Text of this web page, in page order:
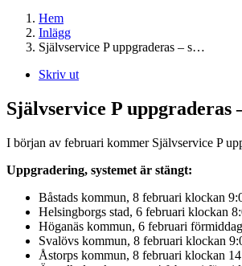
Hem
Inlägg
Självservice P uppgraderas – s…
Skriv ut
Självservice P uppgraderas
I början av februari kommer Självservice P
Uppgradering, systemet är stängt:
Båstads kommun, 8 februari klockan
Helsingborgs stad, 6 februari klockan
Höganäs kommun, 6 februari förmiddag
Svalövs kommun, 8 februari klockan
Åstorps kommun, 8 februari klockan